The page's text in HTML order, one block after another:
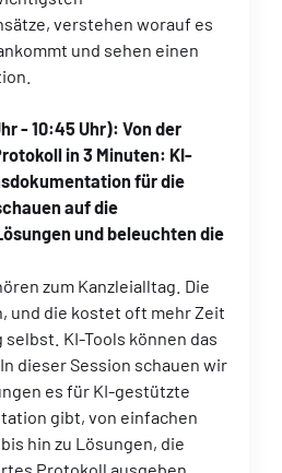
verstehen worauf es
und sehen einen
- 10:45 Uhr): Von der
in 3 Minuten: KI-
für die
auf die
und beleuchten die
zum Kanzleialltag. Die
und die kostet oft mehr Zeit
KI-Tools können das
dieser Session schauen wir
es für KI-gestützte
gibt, von einfachen
hin zu Lösungen, die